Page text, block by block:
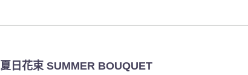
夏日花束 SUMMER BOUQUET